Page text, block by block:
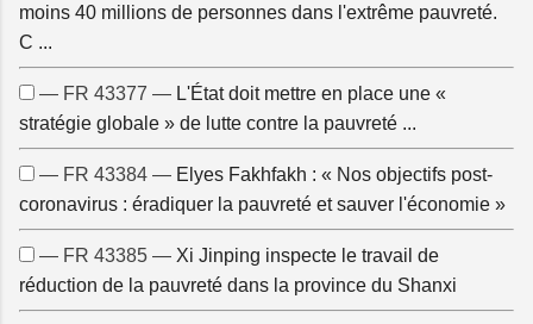
moins 40 millions de personnes dans l'extrême pauvreté.
C ...
— FR 43377 — L'État doit mettre en place une «
stratégie globale » de lutte contre la pauvreté ...
— FR 43384 — Elyes Fakhfakh : « Nos objectifs post-
coronavirus : éradiquer la pauvreté et sauver l'économie »
— FR 43385 — Xi Jinping inspecte le travail de
réduction de la pauvreté dans la province du Shanxi